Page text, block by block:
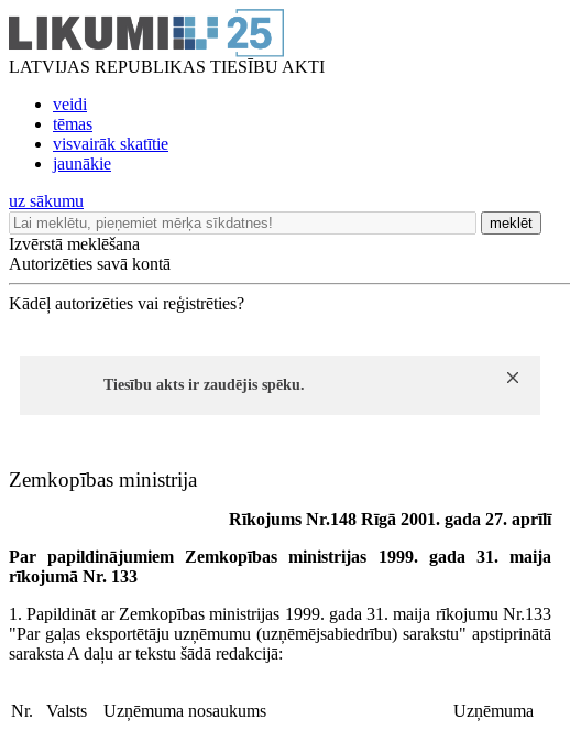
LATVIJAS REPUBLIKAS TIESĪBU AKTI
veidi
tēmas
visvairāk skatītie
jaunākie
uz sākumu
meklēt
Izvērstā meklēšana
Autorizēties savā kontā
Kādēļ autorizēties vai reģistrēties?
Tiesību akts ir zaudējis spēku.
Zemkopības ministrija
Rīkojums Nr.148 Rīgā 2001. gada 27. aprīlī
Par papildinājumiem Zemkopības ministrijas 1999. gada 31. maija
rīkojumā Nr. 133
1. Papildināt ar Zemkopības ministrijas 1999. gada 31. maija rīkojumu Nr.133
"Par gaļas eksportētāju uzņēmumu (uzņēmējsabiedrību) sarakstu" apstiprinātā
saraksta A daļu ar tekstu šādā redakcijā:
Nr. Valsts Uzņēmuma nosaukums Uzņēmuma